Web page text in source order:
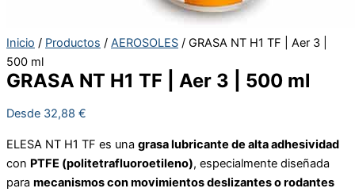
Inicio / Productos / AEROSOLES / GRASA NT H1 TF | Aer 3 |
500 ml
GRASA NT H1 TF | Aer 3 | 500 ml
Desde 32,88 €
ELESA NT H1 TF es una grasa lubricante de alta adhesividad
con PTFE (politetrafluoroetileno), especialmente diseñada
para mecanismos con movimientos deslizantes o rodantes